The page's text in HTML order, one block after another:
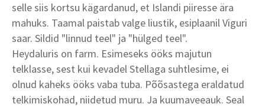
selle siis kortsu kägardanud, et Islandi piiresse ära
mahuks. Taamal paistab valge liustik, esiplaanil Viguri
saar. Sildid "linnud teel" ja "hülged teel".
Heydaluris on farm. Esimeseks ööks majutun
telklasse, sest kui kevadel Stellaga suhtlesime, ei
olnud kaheks ööks vaba tuba. Põõsastega eraldatud
telkimiskohad, niidetud muru. Ja kuumaveeauk. Seal